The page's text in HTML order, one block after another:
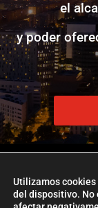
el
y poder
Utilizamos
del dispositivo. No